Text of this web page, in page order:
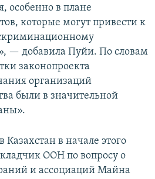
особенно в плане
которые могут привести к
— добавила Пуйи. По словам
законопроекта
организаций
были в значительной
Казахстан в начале этого
ООН по вопросу о
и ассоциаций Майна